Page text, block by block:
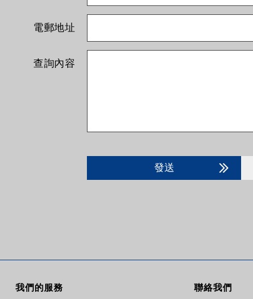
電郵地址
查詢內容
發送
我們的服務 聯絡我們